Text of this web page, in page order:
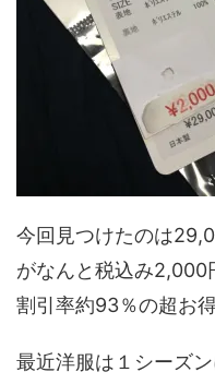
今回見つけたのは
がなんと税込み2,000
割引率約93％の超お
最近洋服は１シーズ